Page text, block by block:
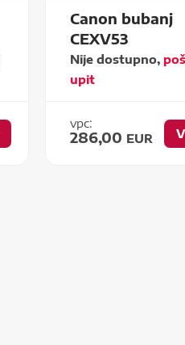
Canon bubanj
CEXV53
Nije dostupno,
upit
vpc:
286,00 EUR